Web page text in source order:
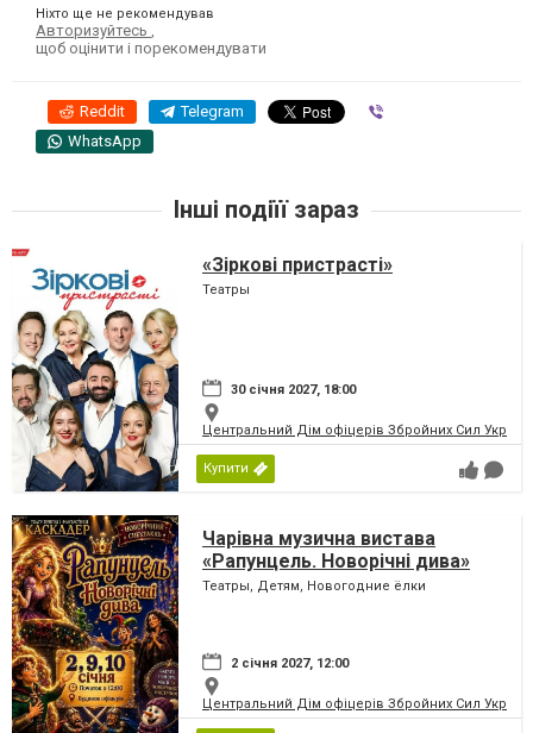
Ніхто ще не рекомендував
Авторизуйтесь
щоб оцінити і порекомендувати
Reddit Telegram
WhatsApp
Інші подіїї зараз
«Зіркові пристрасті»
Театры
30 січня 2027, 18:00
Центральний Дім офіцерів Збройних Сил
Купити
Чарівна музична вистава
«Рапунцель. Новорічні дива»
Театры, Детям, Новогодние ёлки
2 січня 2027, 12:00
Центральний Дім офіцерів Збройних Сил